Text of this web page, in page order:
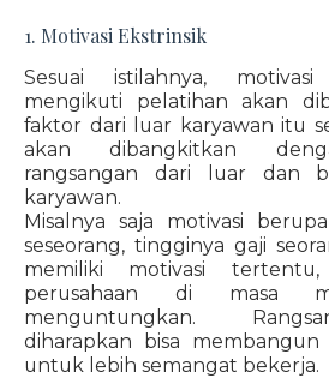
1. Motivasi Ekstrinsik
Sesuai istilahnya,
mengikuti pelatihan akan
faktor dari luar karyawan itu
akan dibangkitkan
rangsangan dari luar dan
karyawan.
Misalnya saja motivasi
seseorang, tingginya gaji
memiliki motivasi
perusahaan di masa
menguntungkan.
diharapkan bisa membangun
untuk lebih semangat bekerja.